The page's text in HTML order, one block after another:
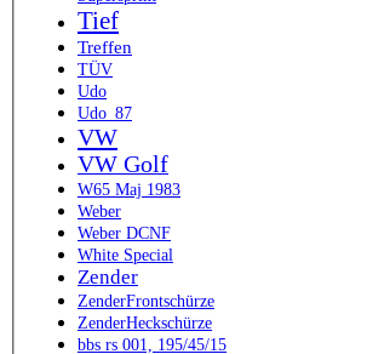
Tief
Treffen
TÜV
Udo
Udo_87
VW
VW Golf
W65 Maj 1983
Weber
Weber DCNF
White Special
Zender
ZenderFrontschürze
ZenderHeckschürze
bbs rs 001, 195/45/15